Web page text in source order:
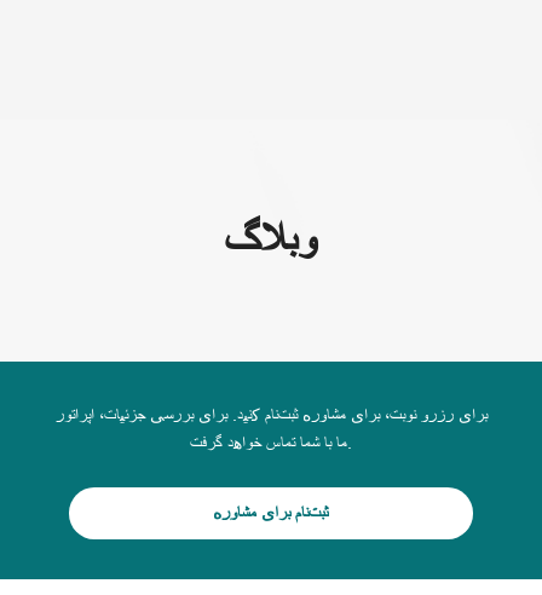
وبلاگ
برای رزرو نوبت، برای مشاوره ثبت‌نام کنید. برای بررسی جزئیات، اپراتور
ما با شما تماس خواهد گرفت.
ثبت‌نام برای مشاوره